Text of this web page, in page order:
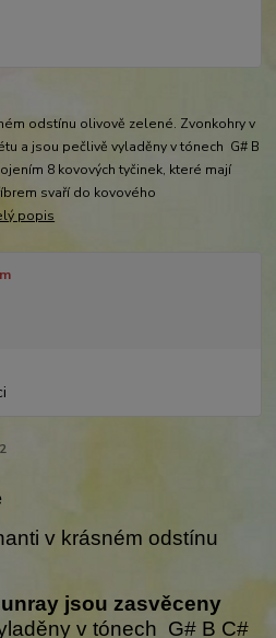
odstínu olivově zelené. Zvonkohry v
a jsou pečlivě vyladěny v tónech G# B
8 kovových tyčinek, které mají
svaří do kovového
popis
v krásném odstínu
jsou zasvěceny
v tónech G# B C#